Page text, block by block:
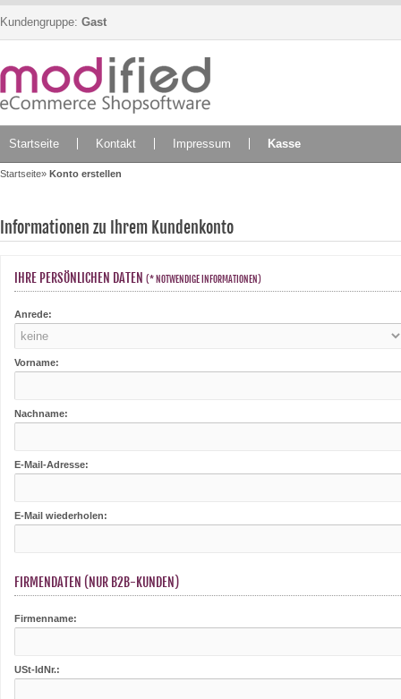
Kundengruppe: Gast
Startseite Kontakt Impressum Kasse
Startseite» Konto erstellen
Informationen zu Ihrem Kundenkonto
IHRE PERSÖNLICHEN DATEN (* NOTWENDIGE INFORMATIONEN)
Anrede:
Vorname:
Nachname:
E-Mail-Adresse:
E-Mail wiederholen:
FIRMENDATEN (NUR B2B-KUNDEN)
Firmenname:
USt-IdNr.: